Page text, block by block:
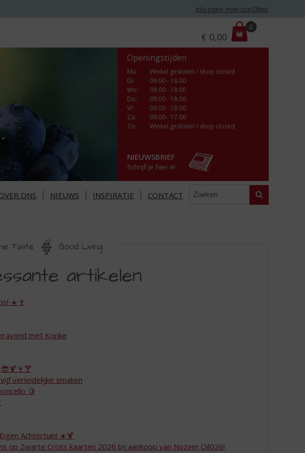
Inloggen mijn topSlijter
r
i
s
€ 0,00
0
Openingstijden
Ma:
Winkel gesloten / shop closed
Di:
09.00 - 18.00
Wo:
09.00 - 18.00
Do:
09.00 - 18.00
Vr:
09.00 - 18.00
Za:
09.00 - 17.00
Zo:
Winkel gesloten / shop closed
NIEUWSBRIEF
Schrijf je hier in
ONS NIEUWS INSPIRATIE CONTACT Zoeken
Taste Good Living
artikelen
☀️🍷
met Kopke
verleidelijke smaken
🍋
Achtertuin! ☀️🍹
op Zwarte Cross kaarten 2026 bij aankoop van Nozem Oil026!